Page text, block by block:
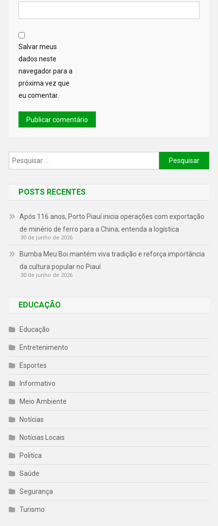
Salvar meus
dados neste
navegador para a
próxima vez que
eu comentar.
POSTS RECENTES
Após 116 anos, Porto Piauí inicia operações com exportação
de minério de ferro para a China; entenda a logística
30 de junho de 2026
Bumba Meu Boi mantém viva tradição e reforça importância
da cultura popular no Piauí
30 de junho de 2026
EDUCAÇÃO
Educação
Entretenimento
Esportes
Informativo
Meio Ambiente
Notícias
Notícias Locais
Politíca
Saúde
Segurança
Turismo